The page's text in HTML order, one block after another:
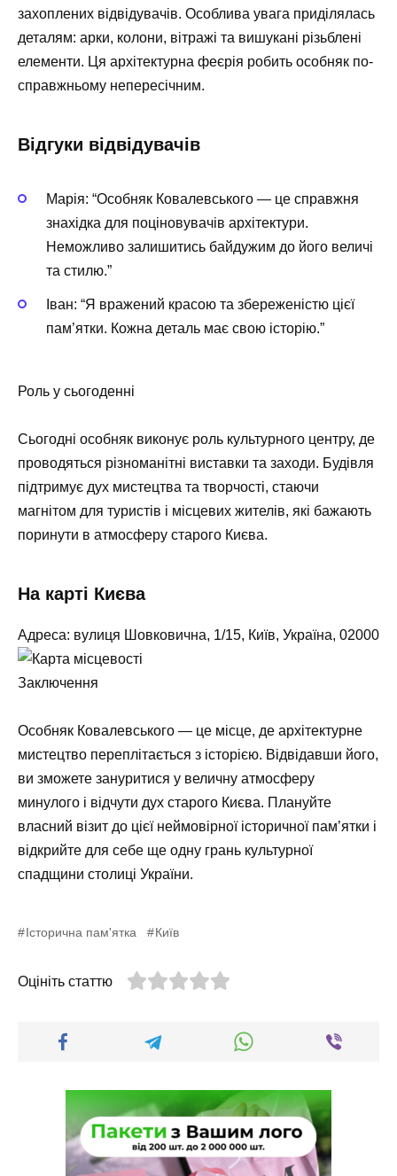
захоплених відвідувачів. Особлива увага приділялась
деталям: арки, колони, вітражі та вишукані різьблені
елементи. Ця архітектурна феєрія робить особняк по-
справжньому непересічним.
Відгуки відвідувачів
Марія: “Особняк Ковалевського — це справжня
знахідка для поціновувачів архітектури.
Неможливо залишитись байдужим до його величі
та стилю.”
Іван: “Я вражений красою та збереженістю цієї
пам’ятки. Кожна деталь має свою історію.”
Роль у сьогоденні
Сьогодні особняк виконує роль культурного центру, де
проводяться різноманітні виставки та заходи. Будівля
підтримує дух мистецтва та творчості, стаючи
магнітом для туристів і місцевих жителів, які бажають
поринути в атмосферу старого Києва.
На карті Києва
Aдреса: вулиця Шовковична, 1/15, Київ, Україна, 02000
Заключення
Особняк Ковалевського — це місце, де архітектурне
мистецтво переплітається з історією. Відвідавши його,
ви зможете зануритися у величну атмосферу
минулого і відчути дух старого Києва. Плануйте
власний візит до цієї неймовірної історичної пам’ятки і
відкрийте для себе ще одну грань культурної
спадщини столиці України.
Історична пам'ятка Київ
Оцініть статтю